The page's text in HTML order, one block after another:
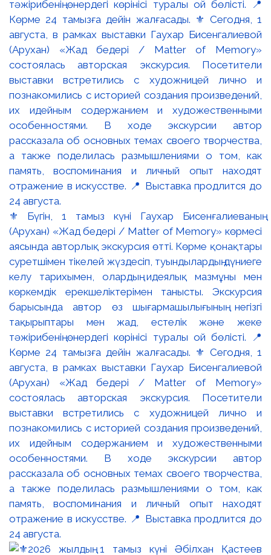
⚜️ Бүгін, 1 тамыз күні Гаухар Бисенғалиеваның
(Арухан) «Жад бедері / Matter of Memory» көрмесі
аясында авторлық экскурсия өтті. Көрме қонақтары
суретшімен тікелей жүздесіп, туындылардың дүниеге
келу тарихымен, олардың идеялық мазмұны мен
көркемдік ерекшеліктерімен танысты. Экскурсия
барысында автор өз шығармашылығының негізгі
тақырыптары мен жад, естелік және жеке
тәжірибенің өнердегі көрінісі туралы ой бөлісті. 📍
Көрме 24 тамызға дейін жалғасады. ⚜️ Сегодня, 1
августа, в рамках выставки Гаухар Бисенгалиевой
(Арухан) «Жад бедері / Matter of Memory»
состоялась авторская экскурсия. Посетители
выставки встретились с художницей лично и
познакомились с историей создания произведений,
их идейным содержанием и художественными
особенностями. В ходе экскурсии автор
рассказала об основных темах своего творчества,
а также поделилась размышлениями о том, как
память, воспоминания и личный опыт находят
отражение в искусстве. 📍 Выставка продлится до
24 августа.